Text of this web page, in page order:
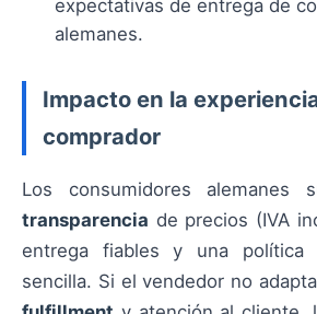
expectativas de entrega de
alemanes.
Impacto en la
comprador
Los consumidores alemanes
transparencia de precios (IVA
entrega fiables y una política
sencilla. Si el vendedor no